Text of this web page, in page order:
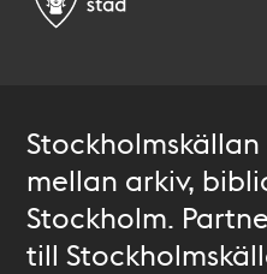
mellan arkiv,
Stockholm.
till